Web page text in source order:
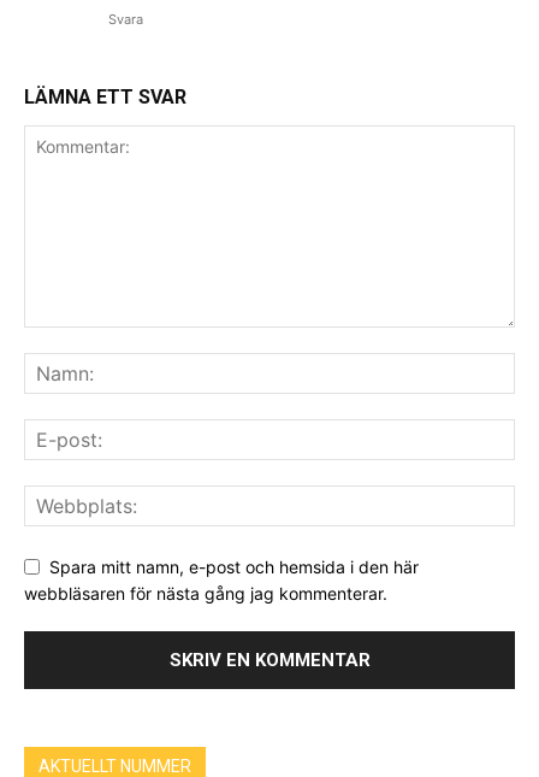
Svara
LÄMNA ETT SVAR
Spara mitt namn, e-post och hemsida i den här
webbläsaren för nästa gång jag kommenterar.
AKTUELLT NUMMER